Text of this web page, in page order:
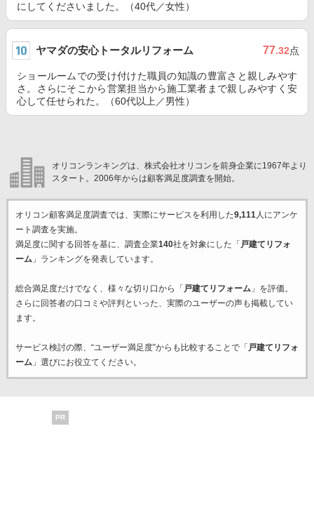
にしてくださいました。（40代／女性）
ヤマダの安心トータルリフォーム 77.32点
ショールームでの受け付けた職員の知識の豊富さと親しみやす
さ。さらにそこから営業担当から施工業者まで親しみやすく安
心して任せられた。（60代以上／男性）
オリコンランキングは、株式会社オリコンを前身企業に1967年より
スタート。2006年からは顧客満足度調査を開始。
オリコン顧客満足度調査では、実際にサービスを利用した9,111人にアンケ
ート調査を実施。
満足度に関する回答を基に、調査企業140社を対象にした「 戸建てリフォ
ーム」ランキングを発表しています。
総合満足度だけでなく、様々な切り口から「 戸建てリフォーム」を評価。
さらに回答者の口コミや評判といった、実際のユーザーの声も掲載してい
ます。
サービス検討の際、“ユーザー満足度”からも比較することで「 戸建てリフォ
ーム」選びにお役立てください。
PR